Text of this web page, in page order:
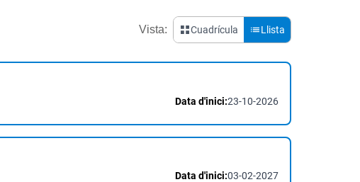
Vista: Cuadrícula Llista
Data d'inici:23-10-2026
Data d'inici:03-02-2027